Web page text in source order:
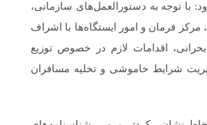
با توجه به دستورالعمل‌های سازمانی،
مرکز فرمان و امور ایستگاه‌ها با اشراف
اقدامات لازم در خصوص توزیع
شرایط خاموشی و تخلیه مسافران